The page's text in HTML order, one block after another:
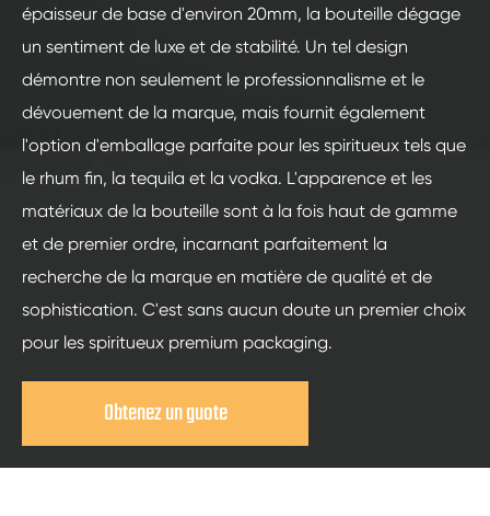
épaisseur de base d'environ 20mm, la bouteille dégage
un sentiment de luxe et de stabilité. Un tel design
démontre non seulement le professionnalisme et le
dévouement de la marque, mais fournit également
l'option d'emballage parfaite pour les spiritueux tels que
le rhum fin, la tequila et la vodka. L'apparence et les
matériaux de la bouteille sont à la fois haut de gamme
et de premier ordre, incarnant parfaitement la
recherche de la marque en matière de qualité et de
sophistication. C'est sans aucun doute un premier choix
pour les spiritueux premium packaging.
Obtenez un guote